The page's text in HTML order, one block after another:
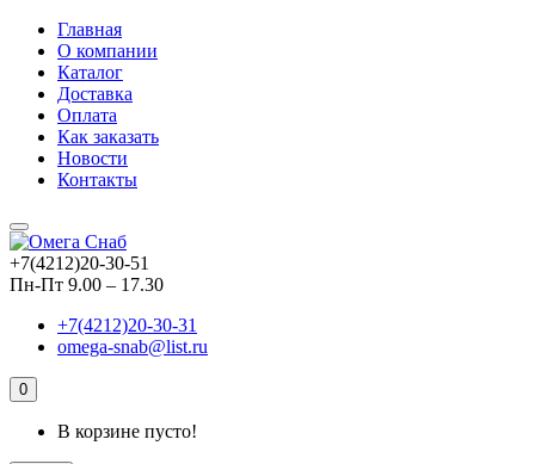
Главная
О компании
Каталог
Доставка
Оплата
Как заказать
Новости
Контакты
+7(4212)20-30-51
Пн-Пт 9.00 – 17.30
+7(4212)20-30-31
omega-snab@list.ru
0
В корзине пусто!